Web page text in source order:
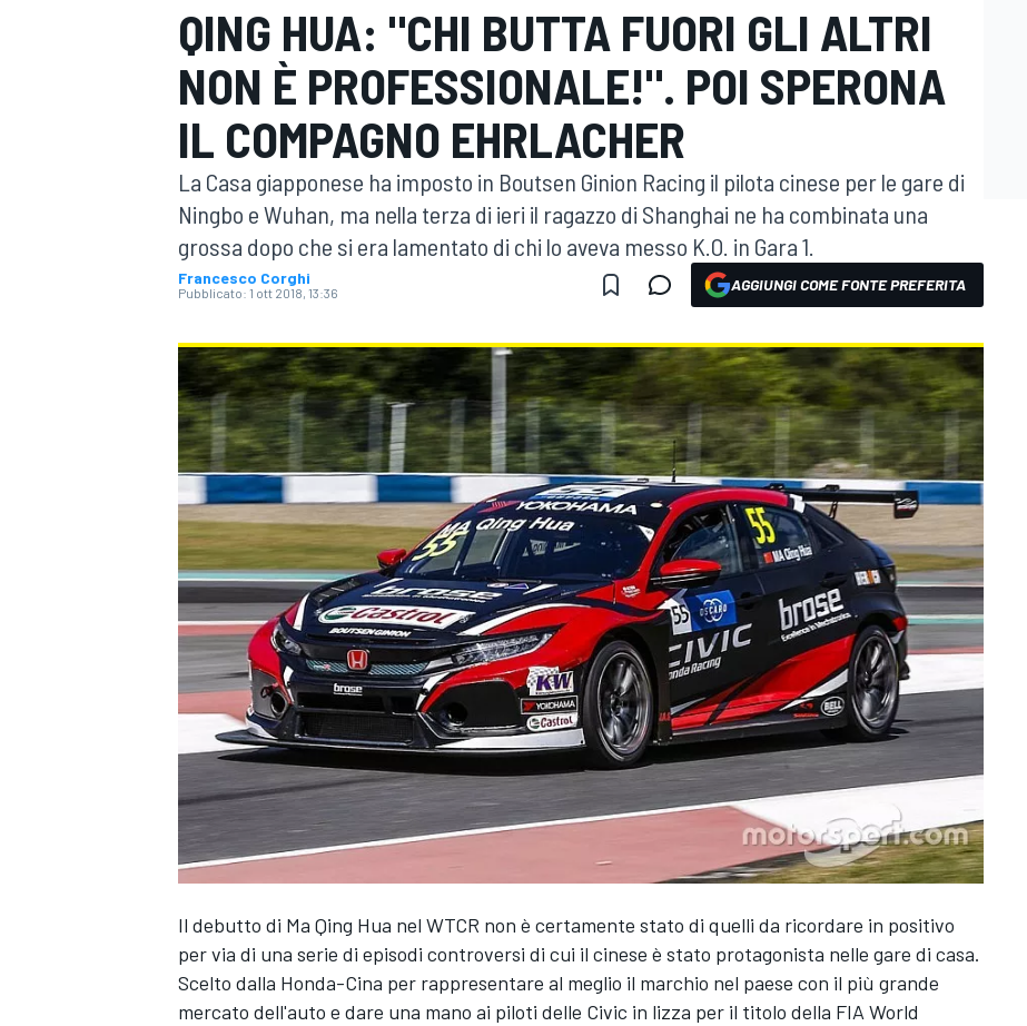
MOTOGP WEC
WRC
MONOPOSTO
QING HUA: "CHI BUTTA FUORI GLI ALTRI
NON È PROFESSIONALE!". POI SPERONA
IL COMPAGNO EHRLACHER
La Casa giapponese ha imposto in Boutsen Ginion Racing il pilota cinese per le gare di
Ningbo e Wuhan, ma nella terza di ieri il ragazzo di Shanghai ne ha combinata una
grossa dopo che si era lamentato di chi lo aveva messo K.O. in Gara 1.
Francesco Corghi
Pubblicato: 1 ott 2018, 13:36 AGGIUNGI COME FONTE PREFERITA
Il debutto di Ma Qing Hua nel WTCR non è certamente stato di quelli da ricordare in positivo
per via di una serie di episodi controversi di cui il cinese è stato protagonista nelle gare di casa.
Scelto dalla Honda-Cina per rappresentare al meglio il marchio nel paese con il più grande
mercato dell'auto e dare una mano ai piloti delle Civic in lizza per il titolo della FIA World